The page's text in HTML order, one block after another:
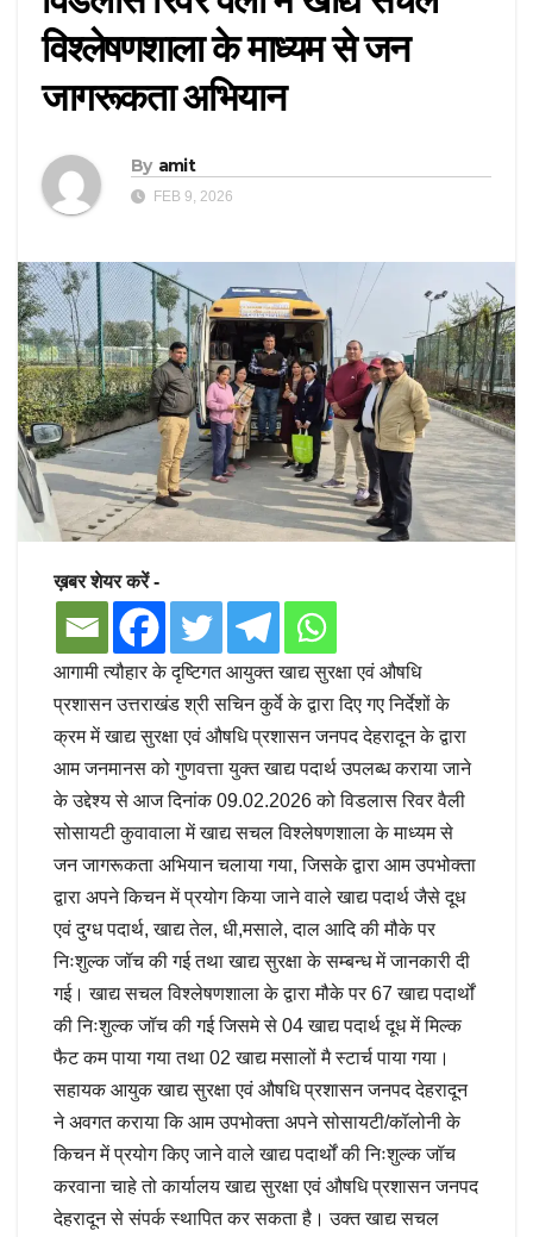
विश्लेषणशाला के माध्यम से जन
जागरूकता अभियान
By amit
FEB 9, 2026
ख़बर शेयर करें -
आगामी त्यौहार के दृष्टिगत आयुक्त खाद्य सुरक्षा एवं औषधि
प्रशासन उत्तराखंड श्री सचिन कुर्वे के द्वारा दिए गए निर्देशों के
क्रम में खाद्य सुरक्षा एवं औषधि प्रशासन जनपद देहरादून के द्वारा
आम जनमानस को गुणवत्ता युक्त खाद्य पदार्थ उपलब्ध कराया जाने
के उद्देश्य से आज दिनांक 09.02.2026 को विडलास रिवर वैली
सोसायटी कुवावाला में खाद्य सचल विश्लेषणशाला के माध्यम से
जन जागरूकता अभियान चलाया गया, जिसके द्वारा आम उपभोक्ता
द्वारा अपने किचन में प्रयोग किया जाने वाले खाद्य पदार्थ जैसे दूध
एवं दुग्ध पदार्थ, खाद्य तेल, धी,मसाले, दाल आदि की मौके पर
निःशुल्क जॉच की गई तथा खाद्य सुरक्षा के सम्बन्ध में जानकारी दी
गई। खाद्य सचल विश्लेषणशाला के द्वारा मौके पर 67 खाद्य पदार्थों
की निःशुल्क जॉच की गई जिसमे से 04 खाद्य पदार्थ दूध में मिल्क
फैट कम पाया गया तथा 02 खाद्य मसालों मै स्टार्च पाया गया।
सहायक आयुक खाद्य सुरक्षा एवं औषधि प्रशासन जनपद देहरादून
ने अवगत कराया कि आम उपभोक्ता अपने सोसायटी/कॉलोनी के
किचन में प्रयोग किए जाने वाले खाद्य पदार्थों की निःशुल्क जॉच
करवाना चाहे तो कार्यालय खाद्य सुरक्षा एवं औषधि प्रशासन जनपद
देहरादून से संपर्क स्थापित कर सकता है। उक्त खाद्य सचल